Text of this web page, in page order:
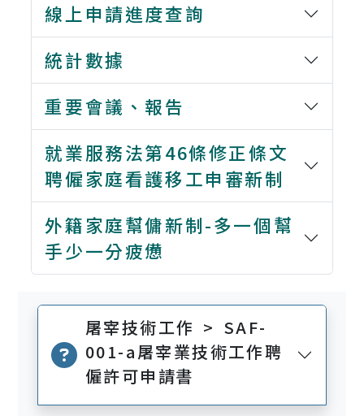
線上申請進度查詢
統計數據
重要會議、報告
就業服務法第46條修正條文
聘僱家庭看護移工申審新制
外籍家庭幫傭新制-多一個幫
手少一分疲憊
屠宰技術工作 > SAF-
001-a屠宰業技術工作聘
僱許可申請書